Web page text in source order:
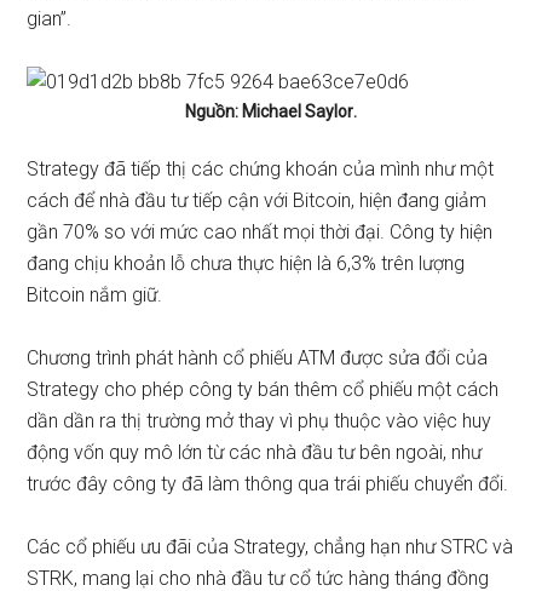
gian”.
Nguồn: Michael Saylor.
Strategy đã tiếp thị các chứng khoán của mình như một
cách để nhà đầu tư tiếp cận với Bitcoin, hiện đang giảm
gần 70% so với mức cao nhất mọi thời đại. Công ty hiện
đang chịu khoản lỗ chưa thực hiện là 6,3% trên lượng
Bitcoin nắm giữ.
Chương trình phát hành cổ phiếu ATM được sửa đổi của
Strategy cho phép công ty bán thêm cổ phiếu một cách
dần dần ra thị trường mở thay vì phụ thuộc vào việc huy
động vốn quy mô lớn từ các nhà đầu tư bên ngoài, như
trước đây công ty đã làm thông qua trái phiếu chuyển đổi.
Các cổ phiếu ưu đãi của Strategy, chẳng hạn như STRC và
STRK, mang lại cho nhà đầu tư cổ tức hàng tháng đồng